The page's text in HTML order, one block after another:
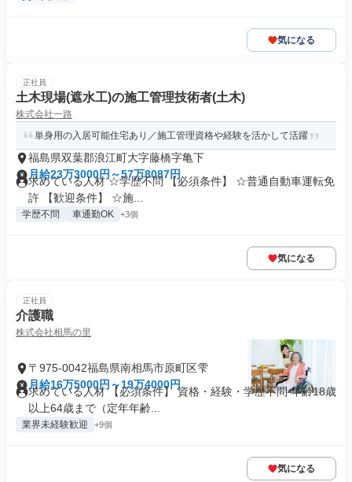
気になる
正社員
土木現場(遮水工)の施工管理技術者(土木)
株式会社一路
単身用の入居可能住宅あり／施工管理資格や経験を活かして活躍
福島県双葉郡浪江町大字藤橋字亀下
月給23万3000円～57万8087円
求めている人材 ☆学歴不問 【必須条件】 ☆普通自動車運転免
許 【歓迎条件】 ☆施...
学歴不問 車通勤OK +3個
気になる
正社員
介護職
株式会社相馬の里
〒975-0042福島県南相馬市原町区雫
月給16万5000円～19万4000円
求めている人材 【必須条件】 資格・経験・学歴不問 年齢18歳
以上64歳まで（定年年齢...
業界未経験歓迎 +9個
気になる